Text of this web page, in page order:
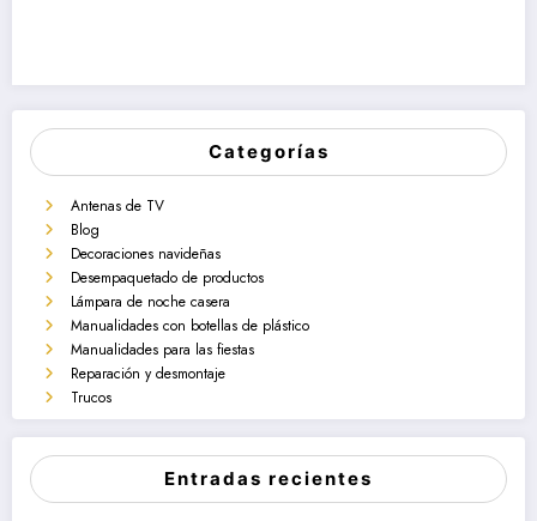
Categorías
Antenas de TV
Blog
Decoraciones navideñas
Desempaquetado de productos
Lámpara de noche casera
Manualidades con botellas de plástico
Manualidades para las fiestas
Reparación y desmontaje
Trucos
Entradas recientes